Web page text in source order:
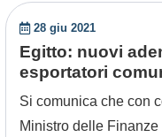
28 giu 2021
Egitto: nuovi
esportatori
Si comunica che con
Ministro delle